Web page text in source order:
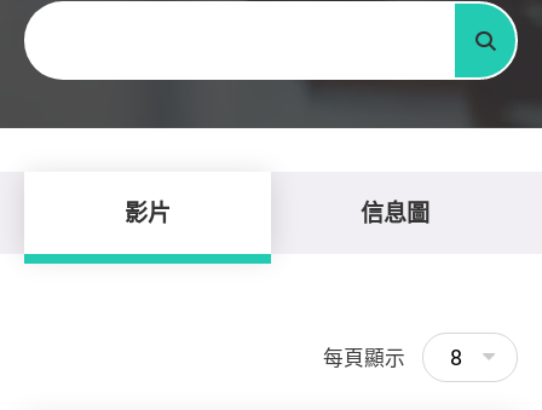
關鍵字
搜尋
影片 信息圖
每頁顯示 8